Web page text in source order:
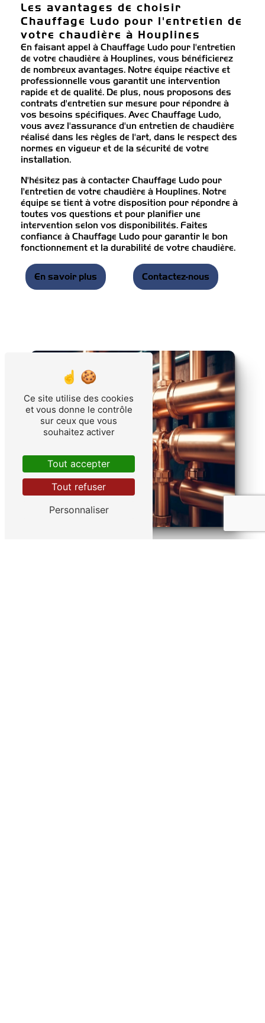
Les avantages de choisir
Chauffage Ludo pour l'entretien de
votre chaudière à Houplines
En faisant appel à Chauffage Ludo pour l'entretien
de votre chaudière à Houplines, vous bénéficierez
de nombreux avantages. Notre équipe réactive et
professionnelle vous garantit une intervention
rapide et de qualité. De plus, nous proposons des
contrats d'entretien sur mesure pour répondre à
vos besoins spécifiques. Avec Chauffage Ludo,
vous avez l'assurance d'un entretien de chaudière
réalisé dans les règles de l'art, dans le respect des
normes en vigueur et de la sécurité de votre
installation.
N'hésitez pas à contacter Chauffage Ludo pour
l'entretien de votre chaudière à Houplines. Notre
équipe se tient à votre disposition pour répondre à
toutes vos questions et pour planifier une
intervention selon vos disponibilités. Faites
confiance à Chauffage Ludo pour garantir le bon
fonctionnement et la durabilité de votre chaudière.
En savoir plus Contactez-nous
Ce site utilise des cookies
et vous donne le contrôle
sur ceux que vous
souhaitez activer
Tout accepter
Tout refuser
Personnaliser